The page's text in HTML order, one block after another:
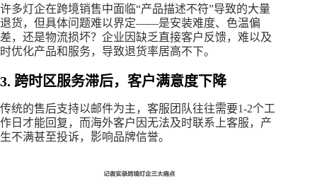
许多灯企在跨境销售中面临“产品描述不符”导致的大量
退货，但具体问题难以界定——是安装难度、色温偏
差，还是物流损坏？企业因缺乏直接客户反馈，难以及
时优化产品和服务，导致退货率居高不下。
3. 跨时区服务滞后，客户满意度下降
传统的售后支持以邮件为主，客服团队往往需要1-2个工
作日才能回复，而海外客户因无法及时联系上客服，产
生不满甚至投诉，影响品牌信誉。